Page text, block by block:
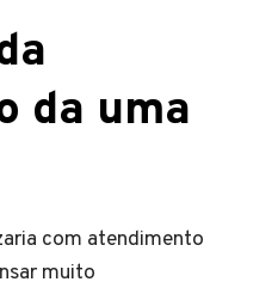
da uma
com atendimento
muito